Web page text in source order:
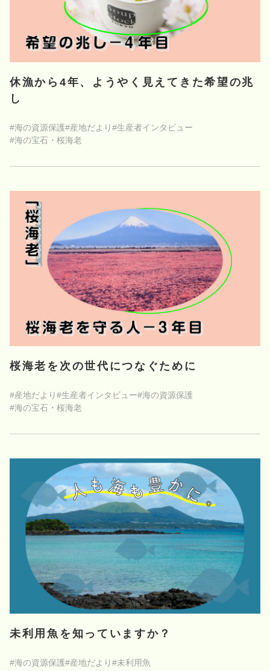
休漁から4年、ようやく見えてきた希望の兆
し
#海の資源保護#産地だより#生産者インタビュー
#海の宝石・桜海老
桜海老を次の世代につなぐために
#産地だより#生産者インタビュー#海の資源保護
#海の宝石・桜海老
未利用魚を知っていますか？
#海の資源保護#産地だより#未利用魚